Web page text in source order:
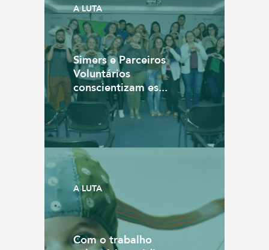
A LUTA
Simers e Parceiros
Voluntários
conscientizam es...
A LUTA
Com o trabalho